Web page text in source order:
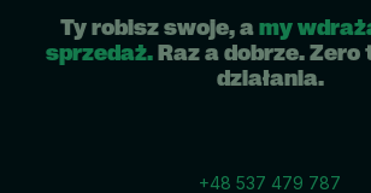
Ty robisz swoje, amy
sprzedaż.Raz a dobrze. Zero
działania.
+48 537 479 787